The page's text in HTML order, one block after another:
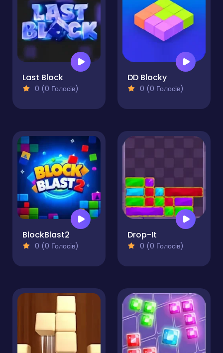
Last Block
0 (0 Голосів)
DD Blocky
0 (0 Голосів)
BlockBlast2
0 (0 Голосів)
Drop-It
0 (0 Голосів)